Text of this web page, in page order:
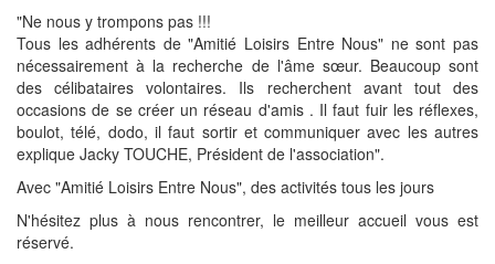
"Ne nous y trompons pas !!!
Tous les adhérents de "Amitié Loisirs Entre Nous" ne sont pas
nécessairement à la recherche de l'âme sœur. Beaucoup sont
des célibataires volontaires. Ils recherchent avant tout des
occasions de se créer un réseau d'amis . Il faut fuir les réflexes,
boulot, télé, dodo, il faut sortir et communiquer avec les autres
explique Jacky TOUCHE, Président de l'association".
Avec "Amitié Loisirs Entre Nous", des activités tous les jours
N'hésitez plus à nous rencontrer, le meilleur accueil vous est
réservé.